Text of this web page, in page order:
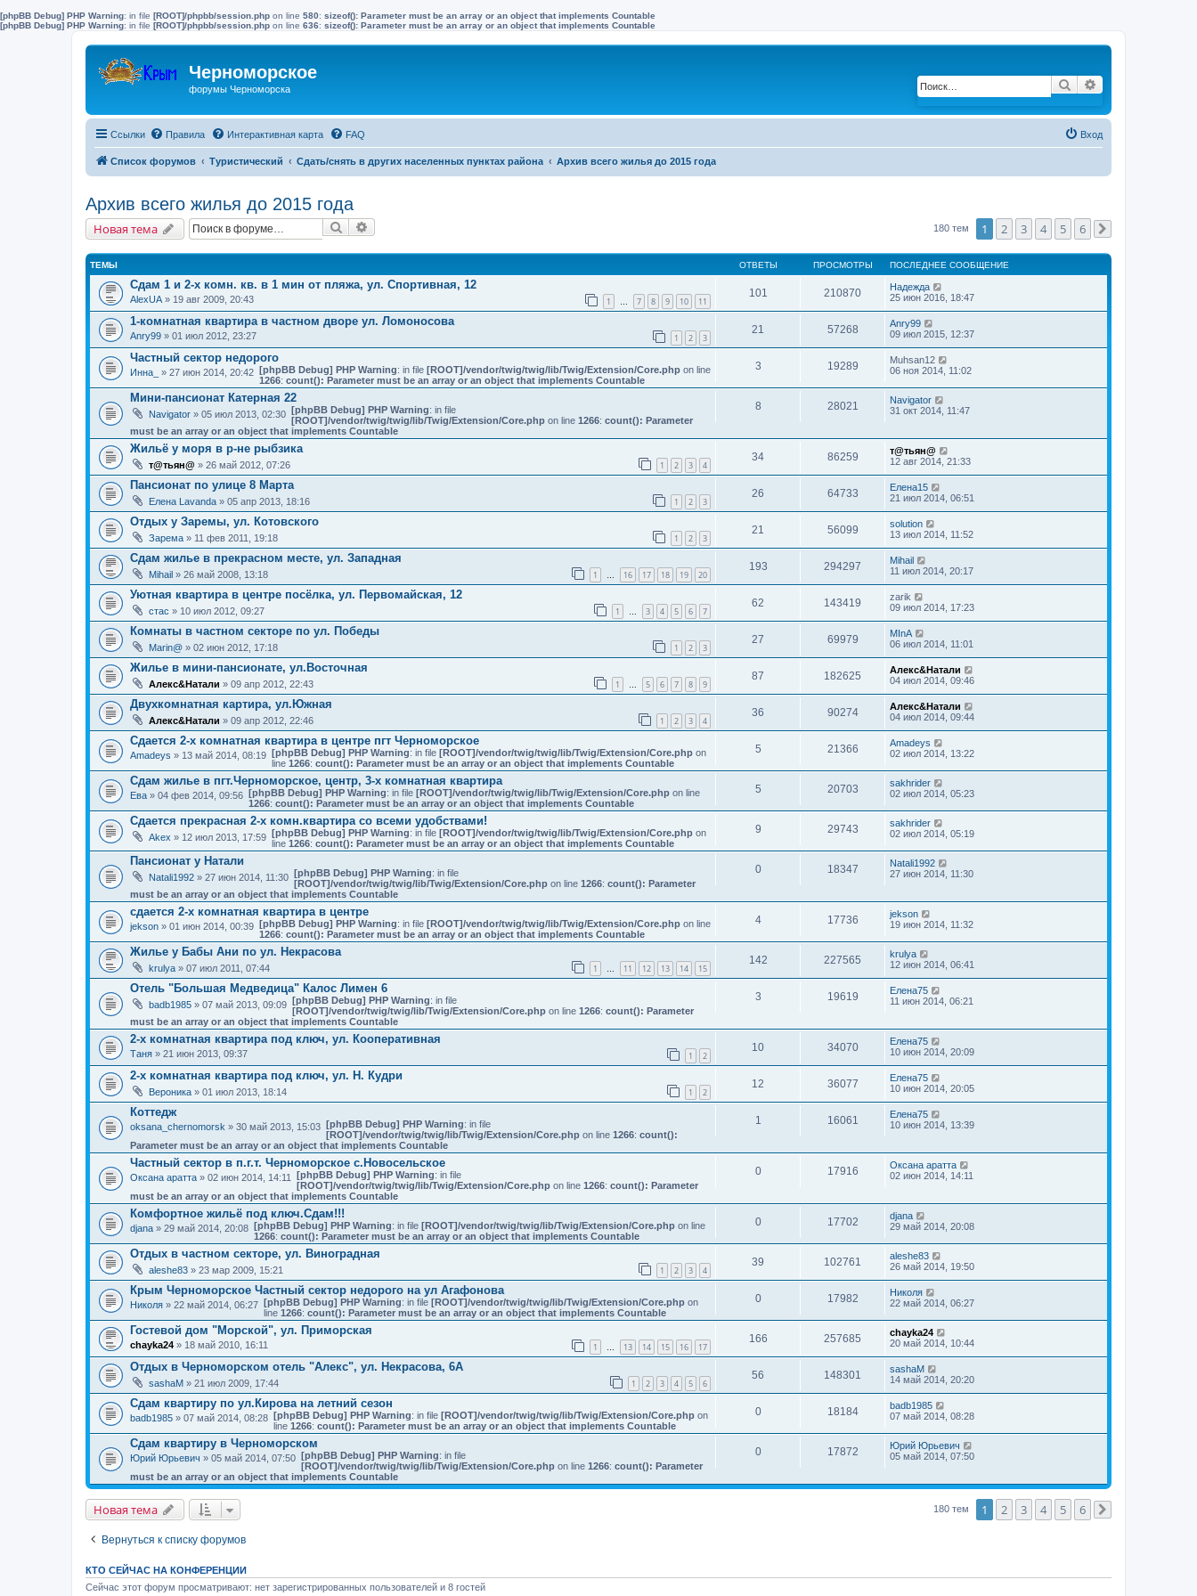
[phpBB Debug] PHP Warning: in file [ROOT]/phpbb/session.php on line 580: sizeof(): Parameter must be an array or an object that implements Countable
[phpBB Debug] PHP Warning: in file [ROOT]/phpbb/session.php on line 636: sizeof(): Parameter must be an array or an object that implements Countable
Черноморское
форумы Черноморска Поиск
Ссылки Правила Интерактивная карта FAQ Вход
Список форумов Туристический Сдать/снять в других населенных пунктах района Архив всего жилья до 2015 года
Архив всего жилья до 2015 года
Новая тема Поиск 180 тем 1 2 3 4 5 6
ТЕМЫ ОТВЕТЫ ПРОСМОТРЫ ПОСЛЕДНЕЕ СООБЩЕНИЕ
Сдам 1 и 2-х комн. кв. в 1 мин от пляжа, ул. Спортивная, 12
AlexUA » 19 авг 2009, 20:43 1 7 8 9 10 11
101 210870
Надежда
25 июн 2016, 18:47
1-комнатная квартира в частном дворе ул. Ломоносова
Anry99 » 01 июл 2012, 23:27 1 2 3
21 57268
Anry99
09 июл 2015, 12:37
Частный сектор недорого
Инна_ » 27 июн 2014, 20:42 [phpBB Debug] PHP Warning: in file [ROOT]/vendor/twig/twig/lib/Twig/Extension/Core.phpon line
1266: count(): Parameter must be an array or an object that implements Countable
3 19289
Muhsan12
06 ноя 2014, 11:02
Мини-пансионат Катерная 22
Navigator » 05 июл 2013, 02:30 [phpBB Debug] PHP Warning: in file
[ROOT]/vendor/twig/twig/lib/Twig/Extension/Core.phpon line 1266: count(): Parameter
must be an array or an object that implements Countable
8 28021
Navigator
31 окт 2014, 11:47
Жильё у моря в р-не рыбзика
т@тьян@ » 26 май 2012, 07:26 1 2 3 4
34 86259
т@тьян@
12 авг 2014, 21:33
Пансионат по улице 8 Марта
Елена Lavanda » 05 апр 2013, 18:16 1 2 3
26 64733
Елена15
21 июл 2014, 06:51
Отдых у Заремы, ул. Котовского
Зарема » 11 фев 2011, 19:18 1 2 3
21 56099
solution
13 июл 2014, 11:52
Сдам жилье в прекрасном месте, ул. Западная
Mihail » 26 май 2008, 13:18 1 16 17 18 19 20
193 294297
Mihail
11 июл 2014, 20:17
Уютная квартира в центре посёлка, ул. Первомайская, 12
стас » 10 июл 2012, 09:27 1 3 4 5 6 7
62 143419
zarik
09 июл 2014, 17:23
Комнаты в частном секторе по ул. Победы
Marin@ » 02 июн 2012, 17:18 1 2 3
27 69979
MInA
06 июл 2014, 11:01
Жилье в мини-пансионате, ул.Восточная
Алекс&Натали » 09 апр 2012, 22:43 1 5 6 7 8 9
87 182625
Алекс&Натали
04 июл 2014, 09:46
Двухкомнатная картира, ул.Южная
Алекс&Натали » 09 апр 2012, 22:46 1 2 3 4
36 90274
Алекс&Натали
04 июл 2014, 09:44
Сдается 2-х комнатная квартира в центре пгт Черноморское
Amadeys » 13 май 2014, 08:19 [phpBB Debug] PHP Warning: in file [ROOT]/vendor/twig/twig/lib/Twig/Extension/Core.phpon
line 1266: count(): Parameter must be an array or an object that implements Countable
5 21366
Amadeys
02 июл 2014, 13:22
Сдам жилье в пгт.Черноморское, центр, 3-х комнатная квартира
Ева » 04 фев 2014, 09:56 [phpBB Debug] PHP Warning: in file [ROOT]/vendor/twig/twig/lib/Twig/Extension/Core.phpon line
1266: count(): Parameter must be an array or an object that implements Countable
5 20703
sakhrider
02 июл 2014, 05:23
Сдается прекрасная 2-х комн.квартира со всеми удобствами!
Akex » 12 июл 2013, 17:59 [phpBB Debug] PHP Warning: in file [ROOT]/vendor/twig/twig/lib/Twig/Extension/Core.phpon
line 1266: count(): Parameter must be an array or an object that implements Countable
9 29743
sakhrider
02 июл 2014, 05:19
Пансионат у Натали
Natali1992 » 27 июн 2014, 11:30 [phpBB Debug] PHP Warning: in file
[ROOT]/vendor/twig/twig/lib/Twig/Extension/Core.phpon line 1266: count(): Parameter
must be an array or an object that implements Countable
0 18347
Natali1992
27 июн 2014, 11:30
сдается 2-х комнатная квартира в центре
jekson » 01 июн 2014, 00:39 [phpBB Debug] PHP Warning: in file [ROOT]/vendor/twig/twig/lib/Twig/Extension/Core.phpon line
1266: count(): Parameter must be an array or an object that implements Countable
4 17736
jekson
19 июн 2014, 11:32
Жилье у Бабы Ани по ул. Некрасова
krulya » 07 июл 2011, 07:44 1 11 12 13 14 15
142 227565
krulya
12 июн 2014, 06:41
Отель "Большая Медведица" Калос Лимен 6
badb1985 » 07 май 2013, 09:09 [phpBB Debug] PHP Warning: in file
[ROOT]/vendor/twig/twig/lib/Twig/Extension/Core.phpon line 1266: count(): Parameter
must be an array or an object that implements Countable
3 19619
Елена75
11 июн 2014, 06:21
2-х комнатная квартира под ключ, ул. Кооперативная
Таня » 21 июн 2013, 09:37 1 2
10 34070
Елена75
10 июн 2014, 20:09
2-х комнатная квартира под ключ, ул. Н. Кудри
Вероника » 01 июл 2013, 18:14 1 2
12 36077
Елена75
10 июн 2014, 20:05
Коттедж
oksana_chernomorsk » 30 май 2013, 15:03 [phpBB Debug] PHP Warning: in file
[ROOT]/vendor/twig/twig/lib/Twig/Extension/Core.phpon line 1266: count():
Parameter must be an array or an object that implements Countable
1 16061
Елена75
10 июн 2014, 13:39
Частный сектор в п.г.т. Черноморское с.Новосельское
Оксана аратта » 02 июн 2014, 14:11 [phpBB Debug] PHP Warning: in file
[ROOT]/vendor/twig/twig/lib/Twig/Extension/Core.phpon line 1266: count(): Parameter
must be an array or an object that implements Countable
0 17916
Оксана аратта
02 июн 2014, 14:11
Комфортное жильё под ключ.Сдам!!!
djana » 29 май 2014, 20:08 [phpBB Debug] PHP Warning: in file [ROOT]/vendor/twig/twig/lib/Twig/Extension/Core.phpon line
1266: count(): Parameter must be an array or an object that implements Countable
0 17702
djana
29 май 2014, 20:08
Отдых в частном секторе, ул. Виноградная
aleshe83 » 23 мар 2009, 15:21 1 2 3 4
39 102761
aleshe83
26 май 2014, 19:50
Крым Черноморское Частный сектор недорого на ул Агафонова
Николя » 22 май 2014, 06:27 [phpBB Debug] PHP Warning: in file [ROOT]/vendor/twig/twig/lib/Twig/Extension/Core.phpon
line 1266: count(): Parameter must be an array or an object that implements Countable
0 17982
Николя
22 май 2014, 06:27
Гостевой дом "Морской", ул. Приморская
chayka24 » 18 май 2010, 16:11 1 13 14 15 16 17
166 257685
chayka24
20 май 2014, 10:44
Отдых в Черноморском отель "Алекс", ул. Некрасова, 6А
sashaM » 21 июл 2009, 17:44 1 2 3 4 5 6
56 148301
sashaM
14 май 2014, 20:20
Сдам квартиру по ул.Кирова на летний сезон
badb1985 » 07 май 2014, 08:28 [phpBB Debug] PHP Warning: in file [ROOT]/vendor/twig/twig/lib/Twig/Extension/Core.phpon
line 1266: count(): Parameter must be an array or an object that implements Countable
0 18184
badb1985
07 май 2014, 08:28
Cдам квартиру в Черноморском
Юрий Юрьевич » 05 май 2014, 07:50 [phpBB Debug] PHP Warning: in file
[ROOT]/vendor/twig/twig/lib/Twig/Extension/Core.phpon line 1266: count(): Parameter
must be an array or an object that implements Countable
0 17872
Юрий Юрьевич
05 май 2014, 07:50
Новая тема 180 тем 1 2 3 4 5 6
Вернуться к списку форумов
КТО СЕЙЧАС НА КОНФЕРЕНЦИИ
Сейчас этот форум просматривают: нет зарегистрированных пользователей и 8 гостей